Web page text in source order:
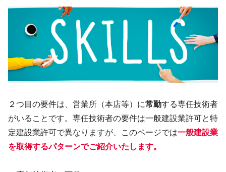
２つ目の要件は、営業所（本店等）に常勤する専任技術者
がいることです。専任技術者の要件は一般建設業許可と特
定建設業許可で異なりますが、このページでは一般建設業
を取得するパターンでご紹介いたします。